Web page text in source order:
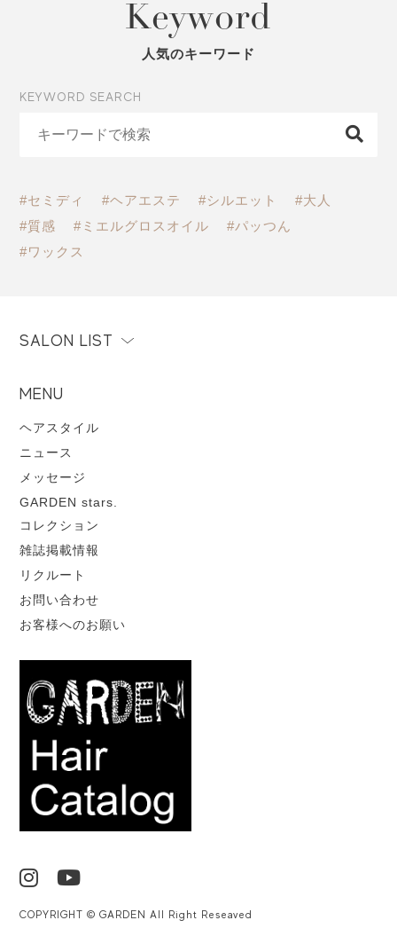
Keyword
人気のキーワード
KEYWORD SEARCH
#セミディ #ヘアエステ #シルエット
#大人
#質感
#ミエルグロスオイル
#パッつん
#ワックス
SALON LIST
MENU
ヘアスタイル
ニュース
メッセージ
GARDEN stars.
コレクション
雑誌掲載情報
リクルート
お問い合わせ
お客様へのお願い
COPYRIGHT © GARDEN All Right Reseaved